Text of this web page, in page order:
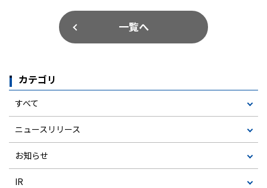
一覧へ
カテゴリ
すべて
ニュースリリース
お知らせ
IR